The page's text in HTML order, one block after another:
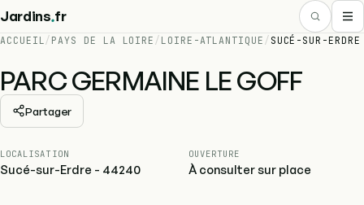
Jardins.fr
ACCUEIL/ PAYS DE LA LOIRE / LOIRE-ATLANTIQUE / SUCÉ-SUR-ERDRE
PARC GERMAINE LE GOFF
Partager
LOCALISATION
Sucé-sur-Erdre - 44240
OUVERTURE
À consulter sur place